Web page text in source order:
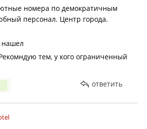
номера по демократичным
персонал. Центр города.
нашел
тем, у кого ограниченный
ответить